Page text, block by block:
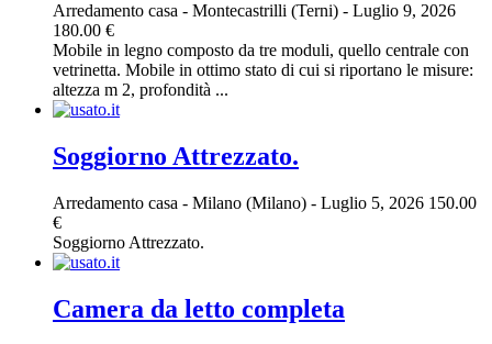
Arredamento casa - Montecastrilli (Terni) - Luglio 9, 2026
180.00 €
Mobile in legno composto da tre moduli, quello centrale con
vetrinetta. Mobile in ottimo stato di cui si riportano le misure:
altezza m 2, profondità ...
Soggiorno Attrezzato.
Arredamento casa - Milano (Milano) - Luglio 5, 2026 150.00
€
Soggiorno Attrezzato.
Camera da letto completa